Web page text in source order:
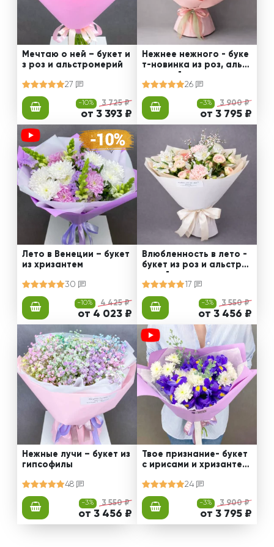
Мечтаю о ней – букет и
з роз и альстромерий
27
-10% 3 725 ₽
от 3 393 ₽
Нежнее нежного - буке
т-новинка из роз, альст
ромерий и калл
26
-3% 3 900 ₽
от 3 795 ₽
Лето в Венеции – букет
из хризантем
30
-10% 4 425 ₽
от 4 023 ₽
Влюбленность в лето -
букет из роз и альстро
мерий
17
-3% 3 550 ₽
от 3 456 ₽
Нежные лучи – букет из
гипсофилы
48
-3% 3 550 ₽
от 3 456 ₽
Твое признание- букет
с ирисами и хризантем
24
-3% 3 900 ₽
от 3 795 ₽